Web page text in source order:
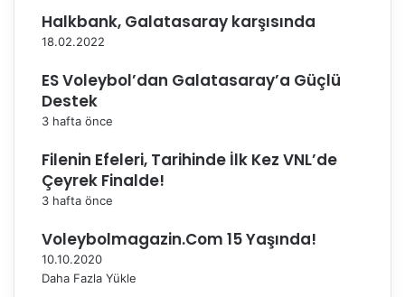
a
l
a
O
l
u
Halkbank, Galatasaray karşısında
18.02.2022
ES Voleybol’dan Galatasaray’a Güçlü
Destek
3 hafta önce
Filenin Efeleri, Tarihinde İlk Kez VNL’de
Çeyrek Finalde!
3 hafta önce
Voleybolmagazin.Com 15 Yaşında!
10.10.2020
Daha Fazla Yükle